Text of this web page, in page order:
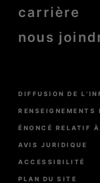
carrière
nous
Menu
de
page
DIFFUSION DE
RENSEIGNEMENTS
ÉNONCÉ RELATIF À
AVIS JURIDIQUE
ACCESSIBILITÉ
PLAN DU SITE